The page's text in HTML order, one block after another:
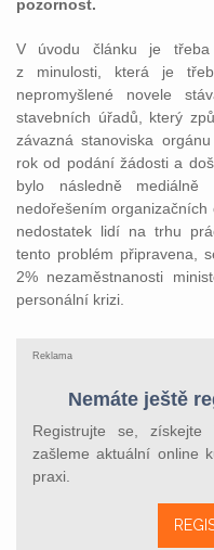
pozornost.
V úvodu článku je třeba
z minulosti, která je
nepromyšlené novele
stavebních úřadů, který
závazná stanoviska
rok od podání žádosti a
bylo následně mediálně
nedořešením
nedostatek lidí na trhu
tento problém připravena,
2% nezaměstnanosti
personální krizi.
Reklama
Nemáte ještě
Registrujte se,
zašleme aktuální online
praxi.